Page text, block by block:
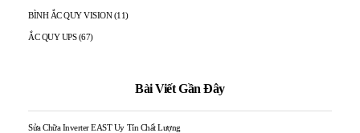
BÌNH ẮC QUY VISION (11)
ẮC QUY UPS (67)
Bài Viết Gần Đây
Sửa Chữa Inverter EAST Uy Tín Chất Lượng